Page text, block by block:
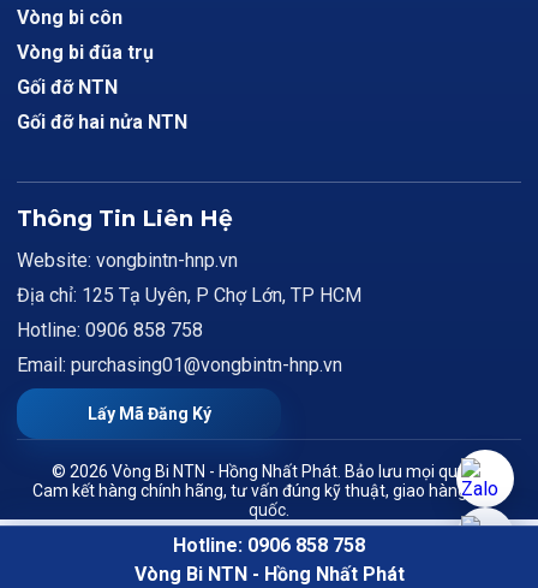
Hotline: 0906 858 758
Vòng Bi NTN - Hồng Nhất Phát
Vòng bi côn
Vòng bi đũa trụ
Gối đỡ NTN
Gối đỡ hai nửa NTN
Thông Tin Liên Hệ
Website: vongbintn-hnp.vn
Địa chỉ: 125 Tạ Uyên, P Chợ Lớn, TP HCM
Hotline: 0906 858 758
Email: purchasing01@vongbintn-hnp.vn
Lấy Mã Đăng Ký
© 2026 Vòng Bi NTN - Hồng Nhất Phát. Bảo lưu mọi quyền.
Cam kết hàng chính hãng, tư vấn đúng kỹ thuật, giao hàng toàn
quốc.